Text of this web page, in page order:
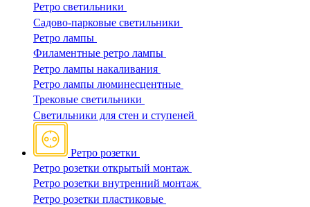
Ретро светильники
Садово-парковые светильники
Ретро лампы
Филаментные ретро лампы
Ретро лампы накаливания
Ретро лампы люминесцентные
Трековые светильники
Светильники для стен и ступеней
Ретро розетки
Ретро розетки открытый монтаж
Ретро розетки внутренний монтаж
Ретро розетки пластиковые